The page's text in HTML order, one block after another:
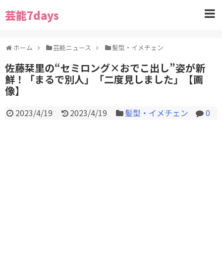
芸能7days
ホーム 芸能ニュース 髪型・イメチェン
佐藤栞里の“セミロング×おでこ出し”姿が新
鮮！「まるで別人」「二度見しました」【画
像】
2023/4/19 2023/4/19 髪型・イメチェン 0